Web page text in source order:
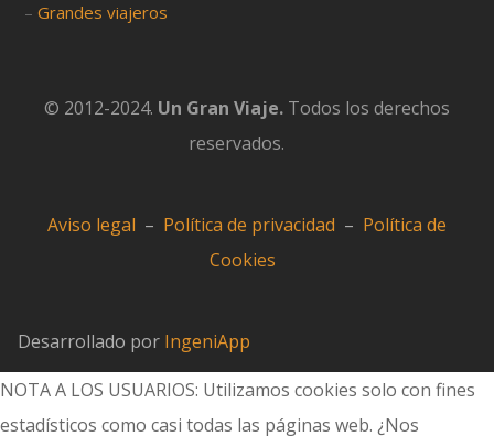
–Grandes viajeros
© 2012-2024. Un Gran Viaje. Todos los derechos
reservados.
Aviso legal – Política de privacidad – Política de
Cookies
Desarrollado por IngeniApp
NOTA A LOS USUARIOS: Utilizamos cookies solo con fines
estadísticos como casi todas las páginas web. ¿Nos